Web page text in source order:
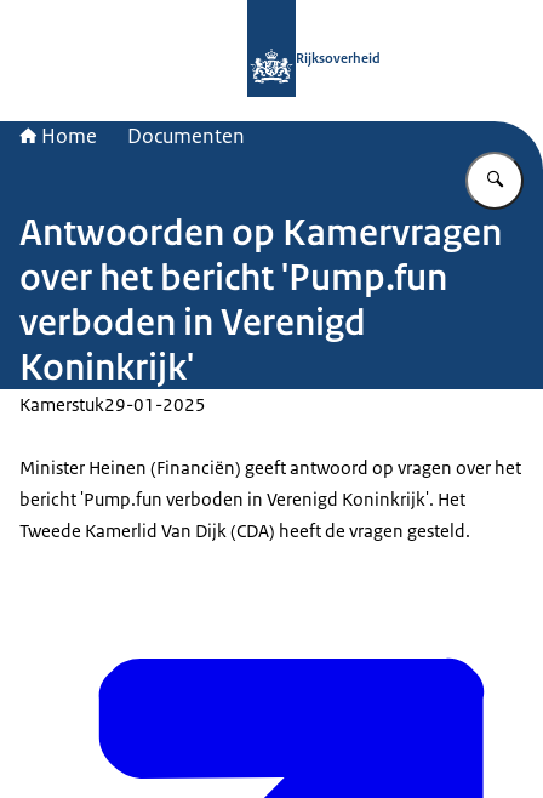
Rijksoverheid
Home Documenten
Antwoorden op Kamervragen
over het bericht 'Pump.fun
verboden in Verenigd
Koninkrijk'
Kamerstuk29-01-2025
Minister Heinen (Financiën) geeft antwoord op vragen over het
bericht 'Pump.fun verboden in Verenigd Koninkrijk'. Het
Tweede Kamerlid Van Dijk (CDA) heeft de vragen gesteld.